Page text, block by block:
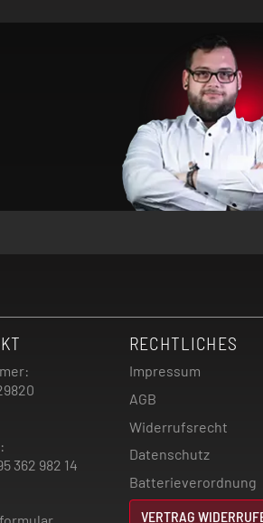
362 982 14
RECHTLICHES
Impressum
AGB
Widerrufsrecht
Datenschutz
Batterieverordnung
VERTRAG